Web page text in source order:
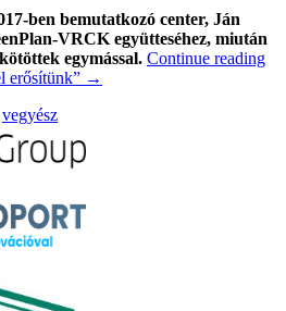
ben bemutatkozó center, Ján
VRCK együtteséhez, miután
egymással. Continue reading
erősítünk” →
vegyész